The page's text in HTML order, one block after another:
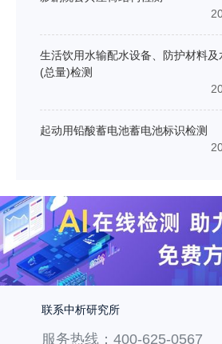
生活饮用水输配水设备、防护材料
(总量)检测
起动用铅酸蓄电池蓄电池标识检测
联系中析研究所
服务热线：400-625-0567